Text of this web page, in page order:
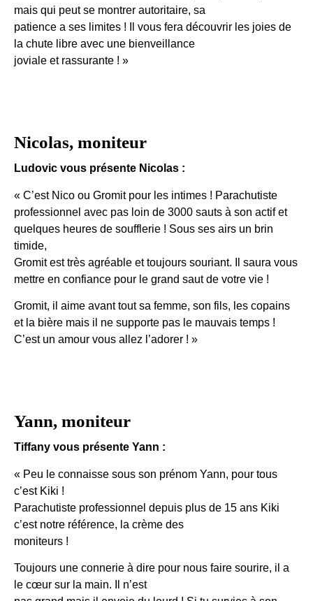
mais qui peut se montrer autoritaire, sa
patience a ses limites ! Il vous fera découvrir les joies de
la chute libre avec une bienveillance
joviale et rassurante ! »
Nicolas, moniteur
Ludovic vous présente Nicolas :
« C’est Nico ou Gromit pour les intimes ! Parachutiste
professionnel avec pas loin de 3000 sauts à son actif et
quelques heures de soufflerie ! Sous ses airs un brin
timide,
Gromit est très agréable et toujours souriant. Il saura vous
mettre en confiance pour le grand saut de votre vie !
Gromit, il aime avant tout sa femme, son fils, les copains
et la bière mais il ne supporte pas le mauvais temps !
C’est un amour vous allez l’adorer ! »
Yann, moniteur
Tiffany vous présente Yann :
« Peu le connaisse sous son prénom Yann, pour tous
c’est Kiki !
Parachutiste professionnel depuis plus de 15 ans Kiki
c’est notre référence, la crème des
moniteurs !
Toujours une connerie à dire pour nous faire sourire, il a
le cœur sur la main. Il n’est